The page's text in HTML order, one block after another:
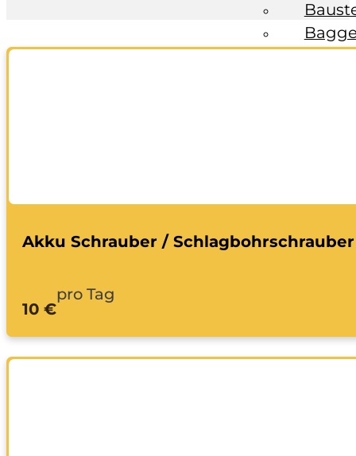
Akku Schrauber / Schlagbohrschrauber
10 €
pro Tag